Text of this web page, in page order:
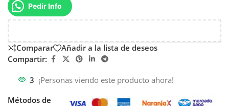
Pedir Info
Comparar
Añadir a la lista de deseos
Compartir:
3 ¡Personas viendo este producto ahora!
Métodos de